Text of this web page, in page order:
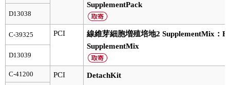
アプリケーションノート
プロトコール集
ユーザーズボイス集
動画ライブラリー
SupplementPack
D13038
C-39325 PCI
線維芽細胞増殖培地2 SupplementMix：
SupplementMix
D13039
C-41200 PCI DetachKit